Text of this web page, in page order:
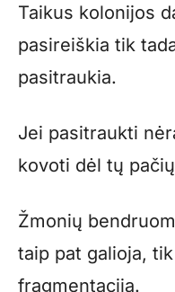
Taikus kolonijos
pasireiškia tik
pasitraukia.
Jei pasitraukti
kovoti dėl tų
Žmonių
taip pat galioja,
fragmentacija.